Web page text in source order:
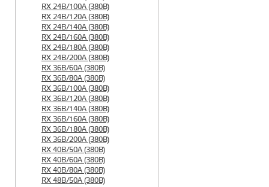
RX 24B/100A (380B)
RX 24B/120A (380B)
RX 24B/140A (380B)
RX 24B/160A (380B)
RX 24B/180A (380B)
RX 24B/200A (380B)
RX 36B/60A (380B)
RX 36B/80A (380B)
RX 36B/100A (380B)
RX 36B/120A (380B)
RX 36B/140A (380B)
RX 36B/160A (380B)
RX 36B/180A (380B)
RX 36B/200A (380B)
RX 40B/50A (380B)
RX 40B/60A (380B)
RX 40B/80A (380B)
RX 48B/50A (380B)